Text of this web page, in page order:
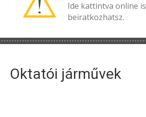
Ide kattintva online is
beiratkozhatsz.
Oktatói járművek